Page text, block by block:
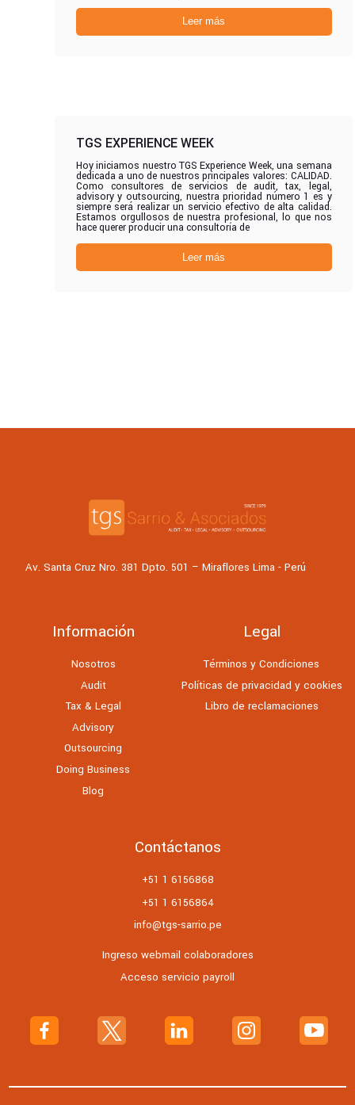
Leer más
TGS EXPERIENCE WEEK
Hoy iniciamos nuestro TGS Experience Week, una semana
dedicada a uno de nuestros principales valores: CALIDAD.
Como consultores de servicios de audit, tax, legal,
advisory y outsourcing, nuestra prioridad número 1 es y
siempre será realizar un servicio efectivo de alta calidad.
Estamos orgullosos de nuestra profesional, lo que nos
hace querer producir una consultoría de
Leer más
Av. Santa Cruz Nro. 381 Dpto. 501 – Miraflores Lima - Perú
Información
Nosotros
Audit
Tax & Legal
Advisory
Outsourcing
Doing Business
Blog
Legal
Términos y Condiciones
Políticas de privacidad y cookies
Libro de reclamaciones
Contáctanos
+51 1 6156868
+51 1 6156864
info@tgs-sarrio.pe
Ingreso webmail colaboradores
Acceso servicio payroll